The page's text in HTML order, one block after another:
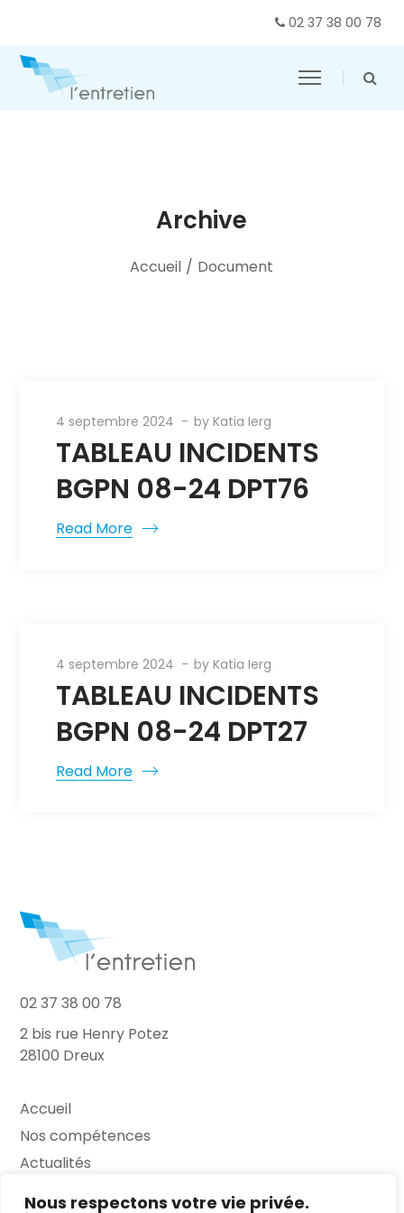
Nous respectons votre vie privée.
02 37 38 00 78
Archive
Accueil / Document
4 septembre 2024 byKatia Ierg
TABLEAU INCIDENTS
BGPN 08-24 DPT76
Read More
4 septembre 2024 byKatia Ierg
TABLEAU INCIDENTS
BGPN 08-24 DPT27
Read More
02 37 38 00 78
2 bis rue Henry Potez
28100 Dreux
Accueil
Nos compétences
Actualités